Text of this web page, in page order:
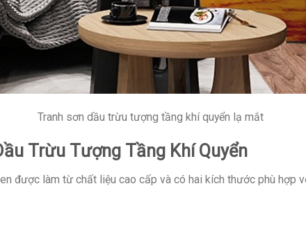
Tranh sơn dầu trừu tượng tầng khí quyển lạ mắt
Trừu Tượng Tầng Khí Quyển
được làm từ chất liệu cao cấp và có hai kích thước phù hợp